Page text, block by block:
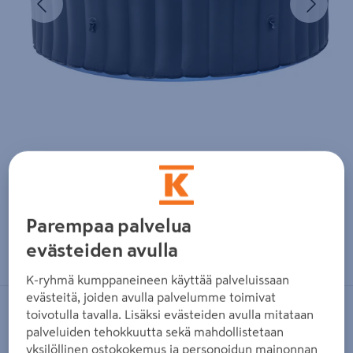
Zoomaa kuvaa sormilla kosketusnäytöllä
Ulkoporeallas M-Spa Bergen
MSPA
Parempaa palvelua
evästeiden avulla
K-ryhmä kumppaneineen käyttää palveluissaan
evästeitä, joiden avulla palvelumme toimivat
toivotulla tavalla. Lisäksi evästeiden avulla mitataan
palveluiden tehokkuutta sekä mahdollistetaan
yksilöllinen ostokokemus ja personoidun mainonnan